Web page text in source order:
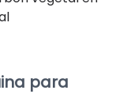
para